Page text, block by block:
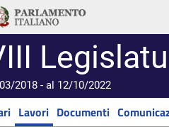
2018 - al 12/10/2022
Lavori Documenti